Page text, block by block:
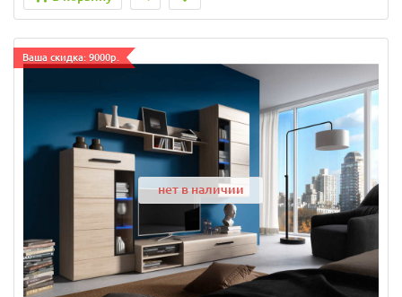
Ваша скидка: 9000р.
нет в наличии